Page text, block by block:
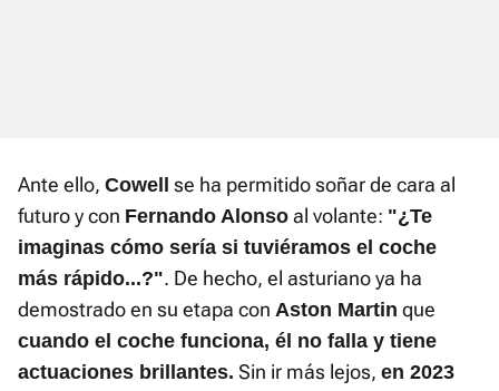
Ante ello, Cowell
se ha permitido soñar de cara al
futuro y con Fernando Alonso al volante: "¿Te
imaginas cómo sería si tuviéramos el coche
más rápido...?". De hecho, el asturiano ya ha
demostrado en su etapa con Aston Martin que
cuando el coche funciona, él no falla y tiene
actuaciones brillantes. Sin ir más lejos, en 2023